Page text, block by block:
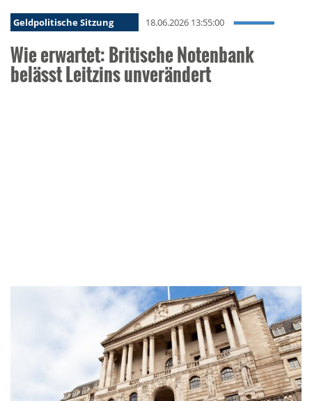
Geldpolitische Sitzung 18.06.2026 13:55:00
Wie erwartet: Britische Notenbank
belässt Leitzins unverändert